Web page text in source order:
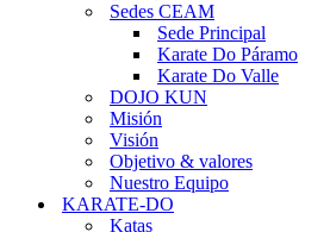
Sedes CEAM
Sede Principal
Karate Do Páramo
Karate Do Valle
DOJO KUN
Misión
Visión
Objetivo & valores
Nuestro Equipo
KARATE-DO
Katas